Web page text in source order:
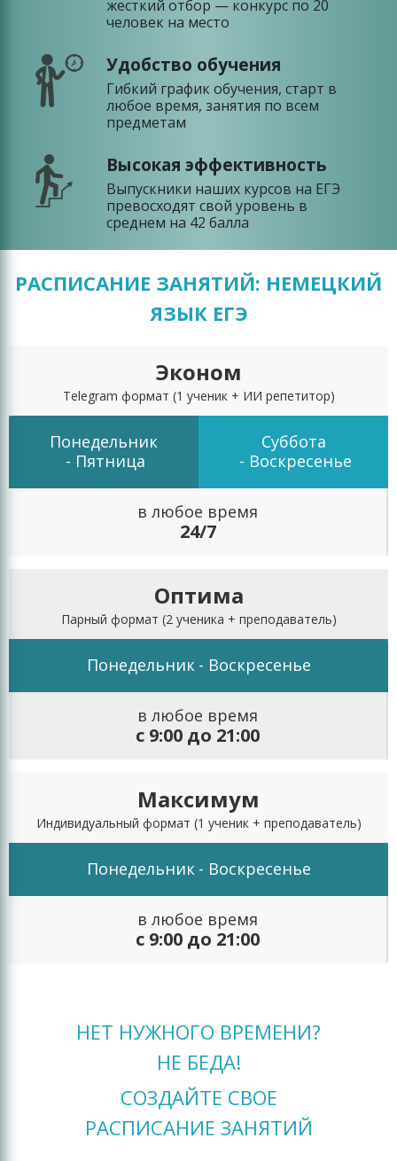
жесткий отбор — конкурс по 20
человек на место
Удобство обучения
Гибкий график обучения, старт в
любое время, занятия по всем
предметам
Высокая эффективность
Выпускники наших курсов на ЕГЭ
превосходят свой уровень в
среднем на 42 балла
РАСПИСАНИЕ ЗАНЯТИЙ: НЕМЕЦКИЙ
ЯЗЫК ЕГЭ
Эконом
Telegram формат (1 ученик + ИИ репетитор)
Понедельник
- Пятница
Суббота
- Воскресенье
в любое время
24/7
Оптима
Парный формат (2 ученика + преподаватель)
Понедельник - Воскресенье
в любое время
с 9:00 до 21:00
Максимум
Индивидуальный формат (1 ученик + преподаватель)
Понедельник - Воскресенье
в любое время
с 9:00 до 21:00
НЕТ НУЖНОГО ВРЕМЕНИ?
НЕ БЕДА!
СОЗДАЙТЕ СВОЕ
РАСПИСАНИЕ ЗАНЯТИЙ